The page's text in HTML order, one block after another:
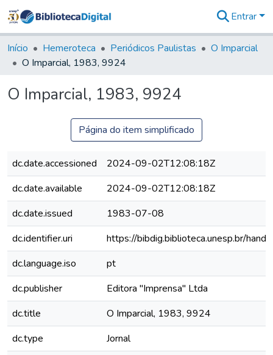
&
Coleções
Tudo na
Digital
Entrar
Início Hemeroteca Periódicos Paulistas
O Imparcial
O Imparcial, 1983, 9924
O Imparcial, 1983, 9924
Página do item simplificado
dc.date.accessioned
2024-09-02T12:08:18Z
dc.date.available
2024-09-02T12:08:18Z
dc.date.issued
1983-07-08
dc.identifier.uri
https://bibdig.biblioteca.unesp.br/
dc.language.iso
pt
dc.publisher
Editora "Imprensa" Ltda
dc.title
O Imparcial, 1983, 9924
dc.type
Jornal